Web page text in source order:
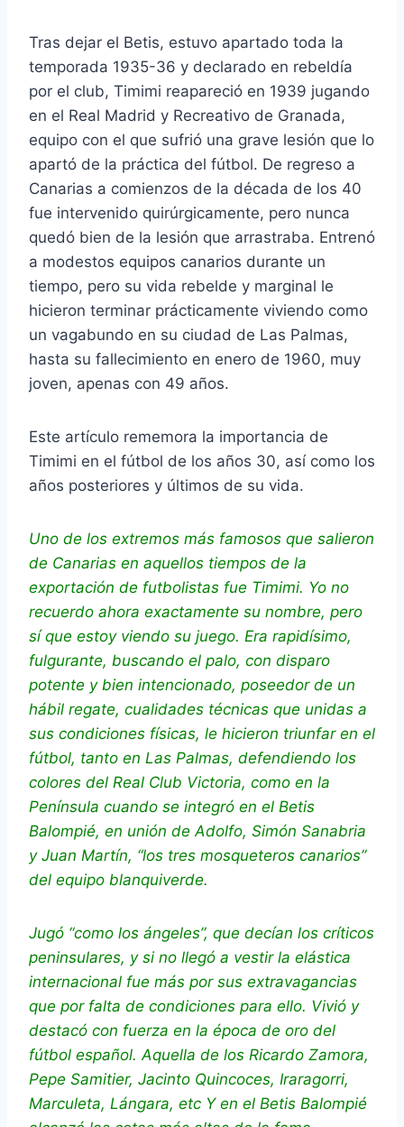
Tras dejar el Betis, estuvo apartado toda la
temporada 1935-36 y declarado en rebeldía
por el club, Timimi reapareció en 1939 jugando
en el Real Madrid y Recreativo de Granada,
equipo con el que sufrió una grave lesión que lo
apartó de la práctica del fútbol. De regreso a
Canarias a comienzos de la década de los 40
fue intervenido quirúrgicamente, pero nunca
quedó bien de la lesión que arrastraba. Entrenó
a modestos equipos canarios durante un
tiempo, pero su vida rebelde y marginal le
hicieron terminar prácticamente viviendo como
un vagabundo en su ciudad de Las Palmas,
hasta su fallecimiento en enero de 1960, muy
joven, apenas con 49 años.
Este artículo rememora la importancia de
Timimi en el fútbol de los años 30, así como los
años posteriores y últimos de su vida.
Uno de los extremos más famosos que salieron
de Canarias en aquellos tiempos de la
exportación de futbolistas fue Timimi. Yo no
recuerdo ahora exactamente su nombre, pero
sí que estoy viendo su juego. Era rapidísimo,
fulgurante, buscando el palo, con disparo
potente y bien intencionado, poseedor de un
hábil regate, cualidades técnicas que unidas a
sus condiciones físicas, le hicieron triunfar en el
fútbol, tanto en Las Palmas, defendiendo los
colores del Real Club Victoria, como en la
Península cuando se integró en el Betis
Balompié, en unión de Adolfo, Simón Sanabria
y Juan Martín, “los tres mosqueteros canarios”
del equipo blanquiverde.
Jugó “como los ángeles”, que decían los críticos
peninsulares, y si no llegó a vestir la elástica
internacional fue más por sus extravagancias
que por falta de condiciones para ello. Vivió y
destacó con fuerza en la época de oro del
fútbol español. Aquella de los Ricardo Zamora,
Pepe Samitier, Jacinto Quincoces, Iraragorri,
Marculeta, Lángara, etc Y en el Betis Balompié